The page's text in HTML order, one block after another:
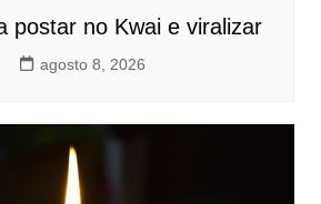
postar no Kwai e viralizar
agosto 8, 2026